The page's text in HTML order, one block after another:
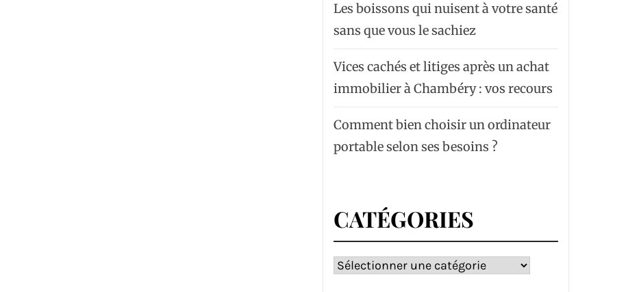
Les boissons qui nuisent à votre santé
sans que vous le sachiez
Vices cachés et litiges après un achat
immobilier à Chambéry : vos recours
Comment bien choisir un ordinateur
portable selon ses besoins ?
CATÉGORIES
Catégories